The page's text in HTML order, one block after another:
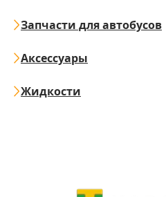
Запчасти для автобусов
Аксессуары
Жидкости